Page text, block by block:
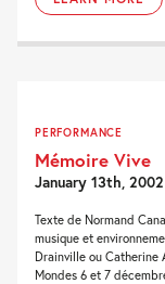
PERFORMANCE
Mémoire Vive
January 13th,
Texte de Normand
musique et
Drainville ou Catherine
Mondes 6 et 7